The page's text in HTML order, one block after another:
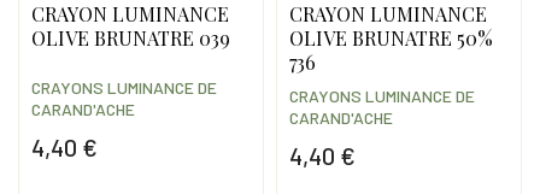
CRAYON LUMINANCE
OLIVE BRUNATRE 039
4,40 €
CRAYONS LUMINANCE DE
CARAND'ACHE
CRAYON LUMINANCE
OLIVE BRUNATRE 50%
736
4,40 €
CRAYONS LUMINANCE DE
CARAND'ACHE